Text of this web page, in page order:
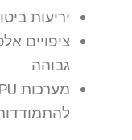
יריעות
ציפויים
גבוהה